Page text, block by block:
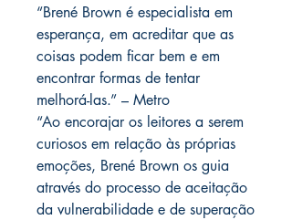
“Brené Brown é especialista em
esperança, em acreditar que as
coisas podem ficar bem e em
encontrar formas de tentar
melhorá-las.” – Metro
“Ao encorajar os leitores a serem
curiosos em relação às próprias
emoções, Brené Brown os guia
através do processo de aceitação
da vulnerabilidade e de superação